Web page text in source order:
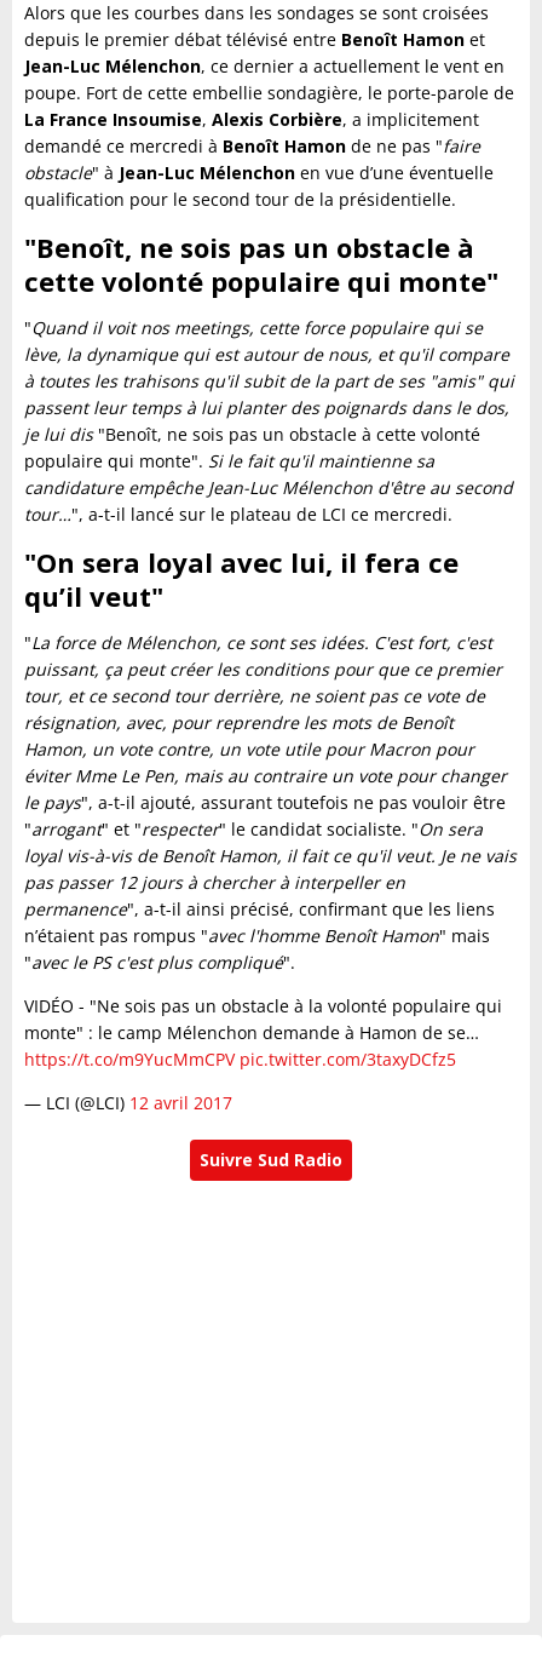
Alors que les courbes dans les sondages se sont croisées
depuis le premier débat télévisé entre Benoît Hamon et
Jean-Luc Mélenchon, ce dernier a actuellement le vent en
poupe. Fort de cette embellie sondagière, le porte-parole de
La France Insoumise, Alexis Corbière, a implicitement
demandé ce mercredi à Benoît Hamon de ne pas "faire
obstacle" à Jean-Luc Mélenchon en vue d’une éventuelle
qualification pour le second tour de la présidentielle.
"Benoît, ne sois pas un obstacle à
cette volonté populaire qui monte"
"Quand il voit nos meetings, cette force populaire qui se
lève, la dynamique qui est autour de nous, et qu'il compare
à toutes les trahisons qu'il subit de la part de ses "amis" qui
passent leur temps à lui planter des poignards dans le dos,
je lui dis"Benoît, ne sois pas un obstacle à cette volonté
populaire qui monte". Si le fait qu'il maintienne sa
candidature empêche Jean-Luc Mélenchon d'être au second
tour…", a-t-il lancé sur le plateau de LCI ce mercredi.
"On sera loyal avec lui, il fera ce
qu’il veut"
"La force de Mélenchon, ce sont ses idées. C'est fort, c'est
puissant, ça peut créer les conditions pour que ce premier
tour, et ce second tour derrière, ne soient pas ce vote de
résignation, avec, pour reprendre les mots de Benoît
Hamon, un vote contre, un vote utile pour Macron pour
éviter Mme Le Pen, mais au contraire un vote pour changer
le pays", a-t-il ajouté, assurant toutefois ne pas vouloir être
"arrogant" et "respecter" le candidat socialiste. "On sera
loyal vis-à-vis de Benoît Hamon, il fait ce qu'il veut. Je ne vais
pas passer 12 jours à chercher à interpeller en
permanence", a-t-il ainsi précisé, confirmant que les liens
n’étaient pas rompus "avec l'homme Benoît Hamon" mais
"avec le PS c'est plus compliqué".
VIDÉO - "Ne sois pas un obstacle à la volonté populaire qui
monte" : le camp Mélenchon demande à Hamon de se…
https://t.co/m9YucMmCPV pic.twitter.com/3taxyDCfz5
— LCI (@LCI) 12 avril 2017
Suivre Sud Radio